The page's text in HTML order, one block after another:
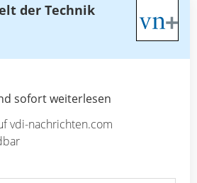
der Technik
sofort weiterlesen
vdi-nachrichten.com